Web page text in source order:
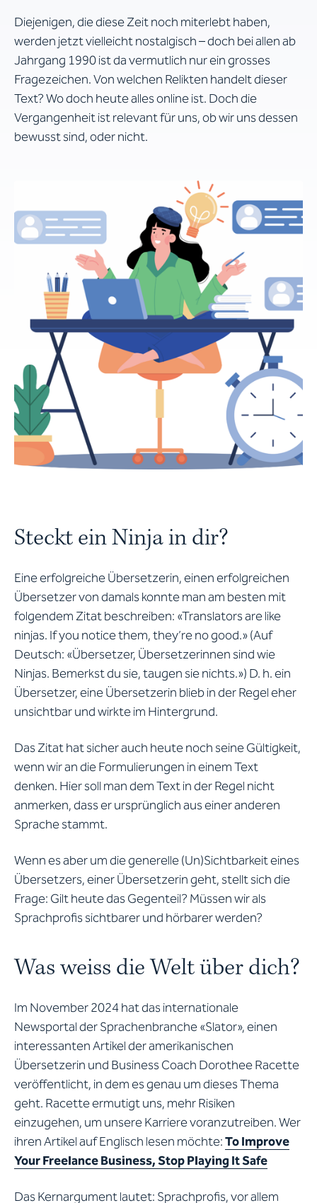
Diejenigen, die diese Zeit noch miterlebt haben,
werden jetzt vielleicht nostalgisch – doch bei allen ab
Jahrgang 1990 ist da vermutlich nur ein grosses
Fragezeichen. Von welchen Relikten handelt dieser
Text? Wo doch heute alles online ist. Doch die
Vergangenheit ist relevant für uns, ob wir uns dessen
bewusst sind, oder nicht.
Steckt ein Ninja in dir?
Eine erfolgreiche Übersetzerin, einen erfolgreichen
Übersetzer von damals konnte man am besten mit
folgendem Zitat beschreiben: «Translators are like
ninjas. If you notice them, they’re no good.» (Auf
Deutsch: «Übersetzer, Übersetzerinnen sind wie
Ninjas. Bemerkst du sie, taugen sie nichts.») D. h. ein
Übersetzer, eine Übersetzerin blieb in der Regel eher
unsichtbar und wirkte im Hintergrund.
Das Zitat hat sicher auch heute noch seine Gültigkeit,
wenn wir an die Formulierungen in einem Text
denken. Hier soll man dem Text in der Regel nicht
anmerken, dass er ursprünglich aus einer anderen
Sprache stammt.
Wenn es aber um die generelle (Un)Sichtbarkeit eines
Übersetzers, einer Übersetzerin geht, stellt sich die
Frage: Gilt heute das Gegenteil? Müssen wir als
Sprachprofis sichtbarer und hörbarer werden?
Was weiss die Welt über dich?
Im November 2024 hat das internationale
Newsportal der Sprachenbranche «Slator», einen
interessanten Artikel der amerikanischen
Übersetzerin und Business Coach Dorothee Racette
veröffentlicht, in dem es genau um dieses Thema
geht. Racette ermutigt uns, mehr Risiken
einzugehen, um unsere Karriere voranzutreiben. Wer
ihren Artikel auf Englisch lesen möchte:To Improve
Your Freelance Business, Stop Playing It Safe
Das Kernargument lautet: Sprachprofis, vor allem